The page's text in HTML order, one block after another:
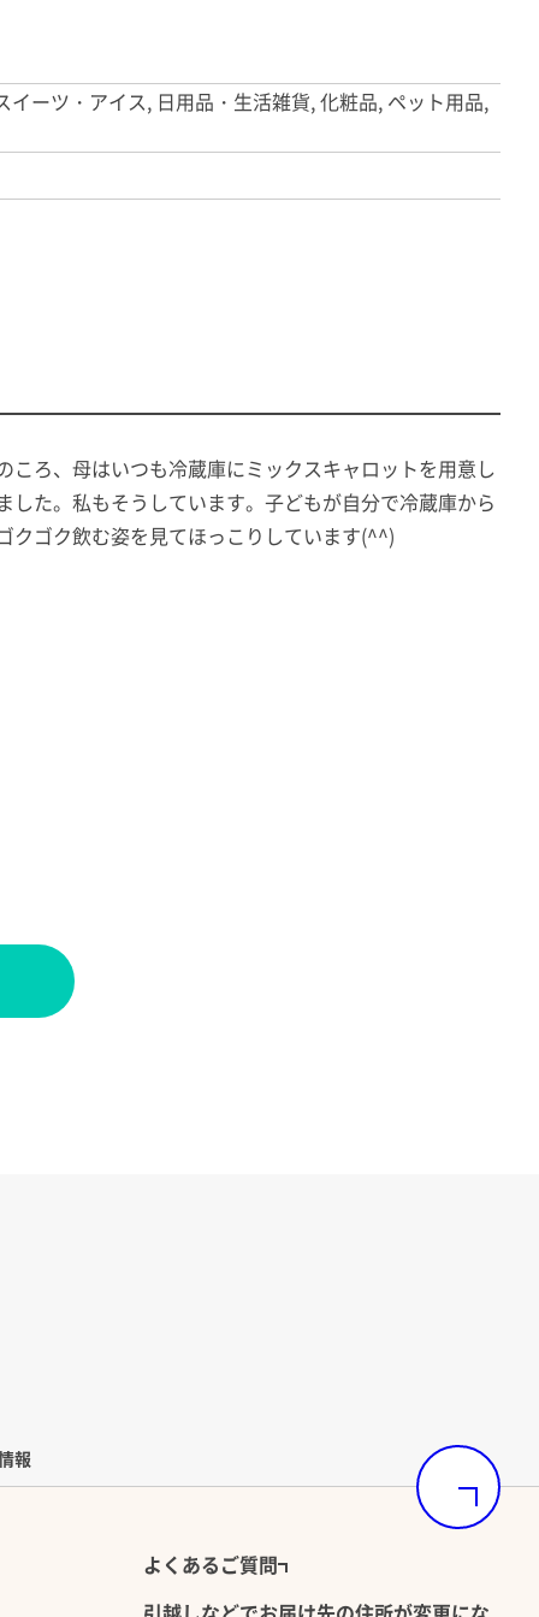
ーツ・アイス, 日用品・生活雑貨, 化粧品, ペット用品,
ころ、母はいつも冷蔵庫にミックスキャロットを用意し
した。私もそうしています。子どもが自分で冷蔵庫から
クゴク飲む姿を見てほっこりしています(^^)
報 ページの先頭
よくあるご質問